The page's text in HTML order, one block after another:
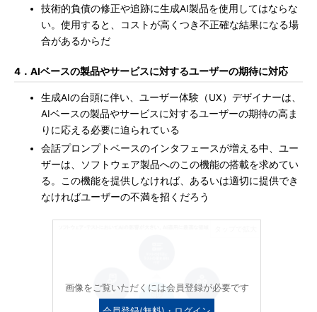
技術的負債の修正や追跡に生成AI製品を使用してはならな
い。使用すると、コストが高くつき不正確な結果になる場
合があるからだ
4．AIベースの製品やサービスに対するユーザーの期待に対応
生成AIの台頭に伴い、ユーザー体験（UX）デザイナーは、
AIベースの製品やサービスに対するユーザーの期待の高ま
りに応える必要に迫られている
会話プロンプトベースのインタフェースが増える中、ユー
ザーは、ソフトウェア製品へのこの機能の搭載を求めてい
る。この機能を提供しなければ、あるいは適切に提供でき
なければユーザーの不満を招くだろう
画像をご覧いただくには会員登録が必要です